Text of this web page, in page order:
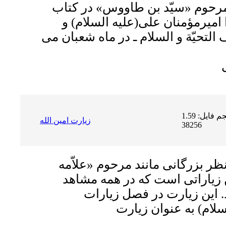
مرحوم «سیّد بن طاووس» در کتاب
امیرمؤمنان على(علیه السلام) و
التحیّة و السلام ـ در ماه شعبان مى
زيارت امين الله
حجم فایل: 1.59 MB | دریافت ها:
38256
بزرگانى مانند مرحوم «علاّمه
زیاراتى است که در همه مشاهد
این زیارت در فصل زیارات